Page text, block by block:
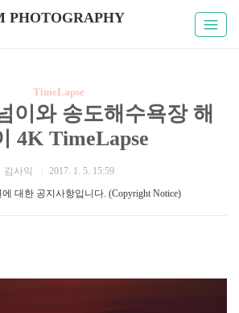
PHOTOGRAPHY
TimeLapse
이와 송도해수욕장 해
4K TimeLapse
김사익
2017. 1. 5. 15:59
대한 공지사항입니다. (Copyright Notice)